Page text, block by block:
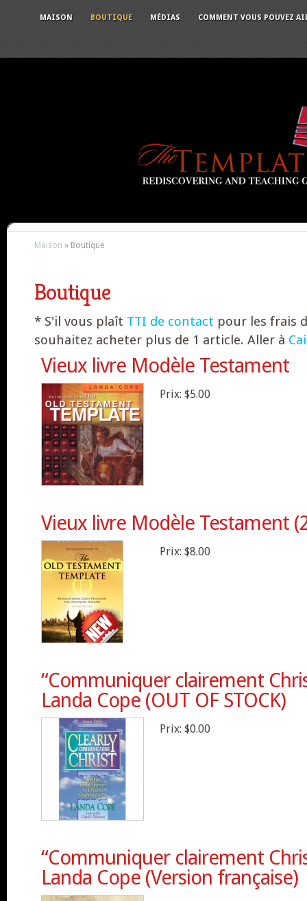
MAISON BOUTIQUE MÉDIAS COMMENT VOUS POUVEZ
Maison » Boutique
Boutique
* S'il vous plaît TTI de contact pour les frais
souhaitez acheter plus de 1 article. Aller à
Vieux livre Modèle Testament
Prix: $5.00
Vieux livre Modèle Testament
Prix: $8.00
“Communiquer clairement
Landa Cope (OUT OF STOCK)
Prix: $0.00
“Communiquer clairement
Landa Cope (Version française)